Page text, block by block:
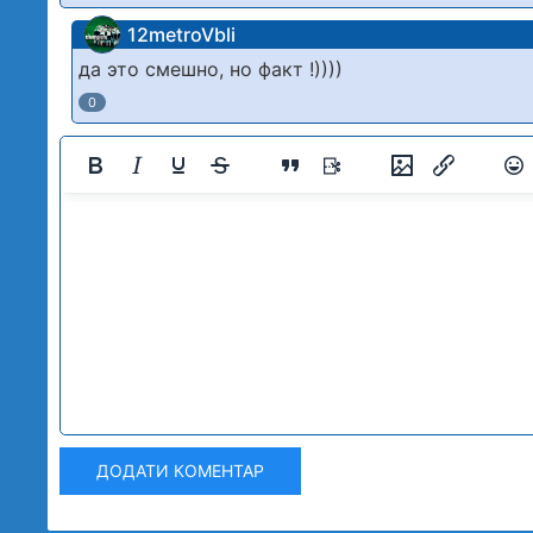
12metroVbli
да это смешно, но факт !))))
0
ДОДАТИ КОМЕНТАР